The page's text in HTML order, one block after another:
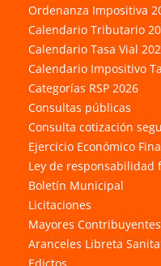
Ordenanza Impositiva
Calendario Tributario
Calendario Tasa Vial
Calendario Impositivo
Categorías RSP 2026
Consultas públicas
Consulta cotización
Ejercicio Económico
Ley de responsabilidad
Boletín Municipal
Licitaciones
Mayores
Aranceles Libreta